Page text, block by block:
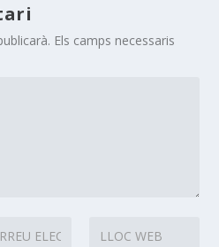
Els camps necessaris